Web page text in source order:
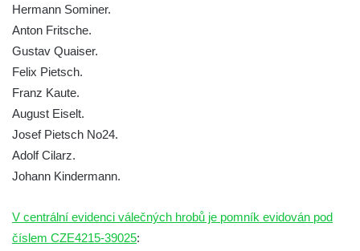
Pomník obětem válek v Hrobčicích
Hrob Jiřího Dovhomilji na hřbitově v
Račicích
Hrob Antonína Medáčka na hřbitově v
Račicích
na hřbitově v Dobříni
Pomník obětem válek na hřbitově v Dobříni
Hermann Sominer.
Anton Fritsche.
Gustav Quaiser.
Felix Pietsch.
Franz Kaute.
August Eiselt.
Josef Pietsch No24.
Adolf Cilarz.
Johann Kindermann.
V centrální evidenci válečných hrobů je pomník evidován pod
číslem CZE4215-39025: